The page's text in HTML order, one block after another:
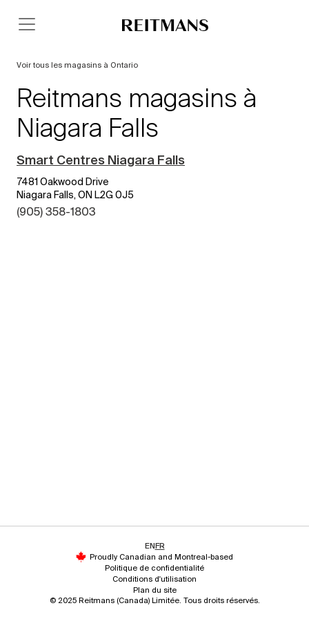
Voir tous les magasins à Ontario
Reitmans magasins à
Niagara Falls
Smart Centres Niagara Falls
7481 Oakwood Drive
Niagara Falls, ON L2G 0J5
(905) 358-1803
ENFR
Proudly Canadian and Montreal-based
Politique de confidentialité
Conditions d'utilisation
Plan du site
© 2025 Reitmans (Canada) Limitée. Tous droits réservés.